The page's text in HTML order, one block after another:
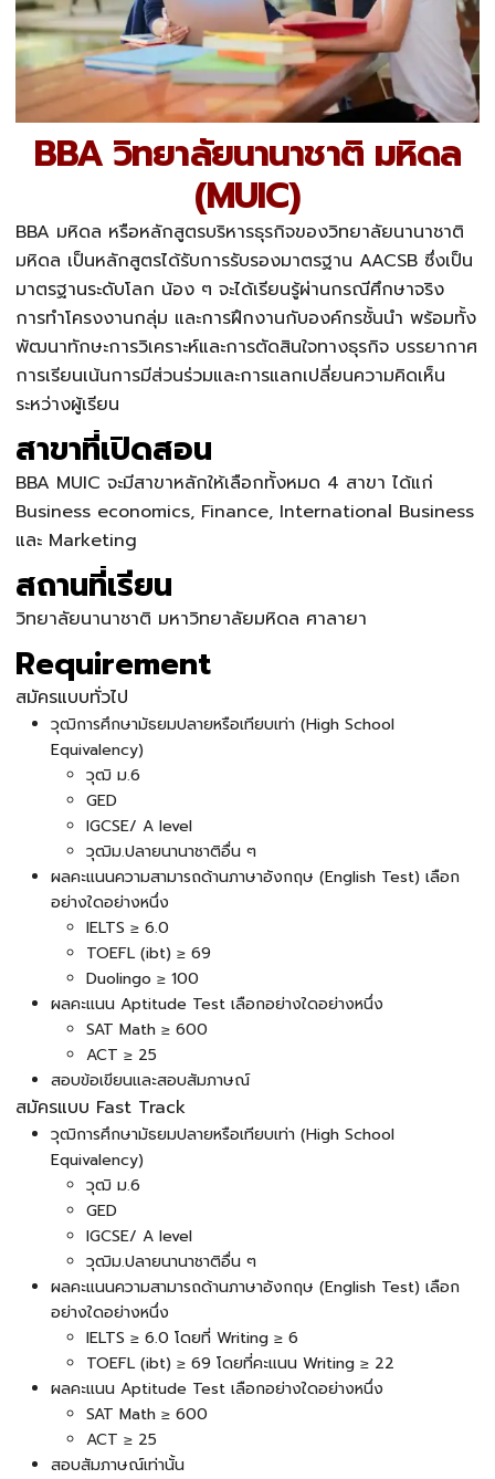
BBA วิทยาลัยนานาชาติ มหิดล
(MUIC)
BBA มหิดล หรือหลักสูตรบริหารธุรกิจของวิทยาลัยนานาชาติ
มหิดล เป็นหลักสูตรได้รับการรับรองมาตรฐาน AACSB ซึ่งเป็น
มาตรฐานระดับโลก น้อง ๆ จะได้เรียนรู้ผ่านกรณีศึกษาจริง
การทำโครงงานกลุ่ม และการฝึกงานกับองค์กรชั้นนำ พร้อมทั้ง
พัฒนาทักษะการวิเคราะห์และการตัดสินใจทางธุรกิจ บรรยากาศ
การเรียนเน้นการมีส่วนร่วมและการแลกเปลี่ยนความคิดเห็น
ระหว่างผู้เรียน
สาขาที่เปิดสอน
BBA MUIC จะมีสาขาหลักให้เลือกทั้งหมด 4 สาขา ได้แก่
Business economics, Finance, International Business
และ Marketing
สถานที่เรียน
วิทยาลัยนานาชาติ มหาวิทยาลัยมหิดล ศาลายา
Requirement
สมัครแบบทั่วไป
วุฒิการศึกษามัธยมปลายหรือเทียบเท่า (High School
Equivalency)
วุฒิ ม.6
GED
IGCSE/ A level
วุฒิม.ปลายนานาชาติอื่น ๆ
ผลคะแนนความสามารถด้านภาษาอังกฤษ (English Test) เลือก
อย่างใดอย่างหนึ่ง
IELTS ≥ 6.0
TOEFL (ibt) ≥ 69
Duolingo ≥ 100
ผลคะแนน Aptitude Test เลือกอย่างใดอย่างหนึ่ง
SAT Math ≥ 600
ACT ≥ 25
สอบข้อเขียนและสอบสัมภาษณ์
สมัครแบบ Fast Track
วุฒิการศึกษามัธยมปลายหรือเทียบเท่า (High School
Equivalency)
วุฒิ ม.6
GED
IGCSE/ A level
วุฒิม.ปลายนานาชาติอื่น ๆ
ผลคะแนนความสามารถด้านภาษาอังกฤษ (English Test) เลือก
อย่างใดอย่างหนึ่ง
IELTS ≥ 6.0 โดยที่ Writing ≥ 6
TOEFL (ibt) ≥ 69 โดยที่คะแนน Writing ≥ 22
ผลคะแนน Aptitude Test เลือกอย่างใดอย่างหนึ่ง
SAT Math ≥ 600
ACT ≥ 25
สอบสัมภาษณ์เท่านั้น